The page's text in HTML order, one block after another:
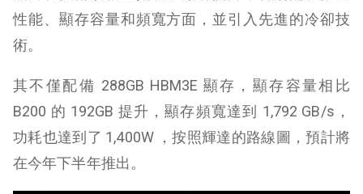
性能、顯存容量和頻寬方面，並引入先進的冷卻技
術。
其不僅配備 288GB HBM3E 顯存，顯存容量相比
B200 的 192GB 提升，顯存頻寬達到 1,792 GB/s，
功耗也達到了 1,400W ，按照輝達的路線圖，預計將
在今年下半年推出。